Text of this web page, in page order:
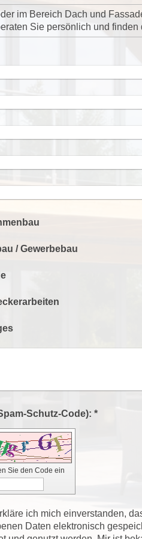
im Bereich Dach und
Sie persönlich und
/ Gewerbebau
Captcha (Spam-Schutz-Code): *
Sie den Code ein
ich mich einverstanden,
Daten elektronisch